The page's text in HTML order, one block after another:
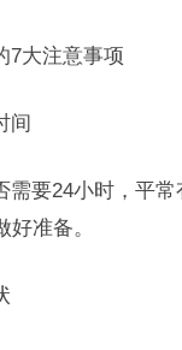
大注意事项
间
要24小时，平常
准备。